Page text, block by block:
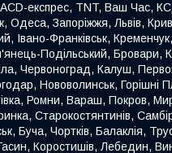
експрес, TNT, Ваш Час,
Одеса, Запоріжжя, Львів,
Івано-Франківськ,
Подільський,
Червоноград, Калуш,
Нововолинськ,
Ромни, Вараш, Покров,
Старокостянтинів,
Буча, Чортків, Балаклія,
Коростишів, Лебедин,